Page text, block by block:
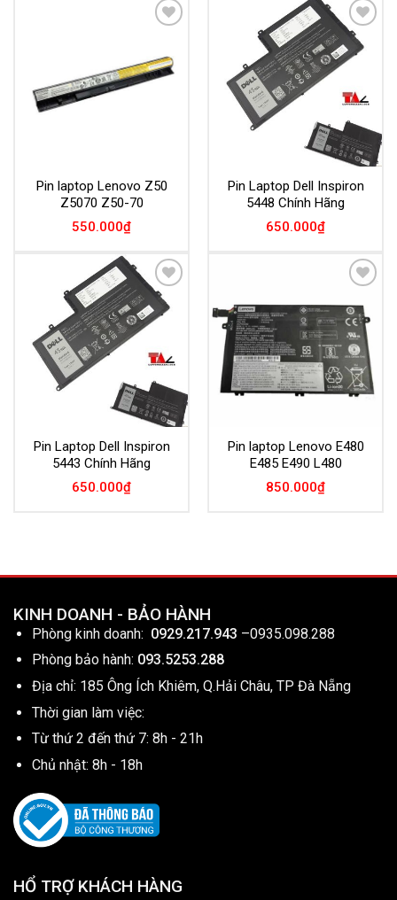
Pin laptop Lenovo Z50
Z5070 Z50-70
550.000₫
Add to
Wishlist
Pin Laptop Dell Inspiron
5448 Chính Hãng
650.000₫
Add to
Wishlist
Pin Laptop Dell Inspiron
5443 Chính Hãng
650.000₫
Wishlist
Pin laptop Lenovo E480
E485 E490 L480
850.000₫
KINH DOANH - BẢO HÀNH
Phòng kinh doanh: 0929.217.943 –0935.098.288
Phòng bảo hành: 093.5253.288
Địa chỉ: 185 Ông Ích Khiêm, Q.Hải Châu, TP Đà Nẵng
Thời gian làm việc:
Từ thứ 2 đến thứ 7: 8h - 21h
Chủ nhật: 8h - 18h
HỔ TRỢ KHÁCH HÀNG